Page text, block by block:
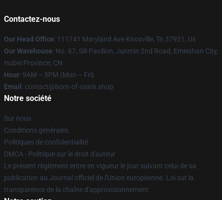
Contactez-nous
Our Head Office: 111741 Maryland Ave Knoxville, Tn 37921, Us
Our Warehouse: No. 67, Sili Pavilion, Junmin 2nd Road, Emeishan City,
Hubei Province, CN
Hour: 9AM – 5PM (Mon – Fri)
Email : contact@born-of-osiris.shop
Notre société
Sur nous
Conditions générales
Politiques de confidentialité
DMCA - Politique sur le droit d'auteur
Le présent règlement entre en vigueur le jour suivant celui de sa
publication au Journal officiel de l'Union européenne. Loi sur la
transparence de la chaîne d'approvisionnement